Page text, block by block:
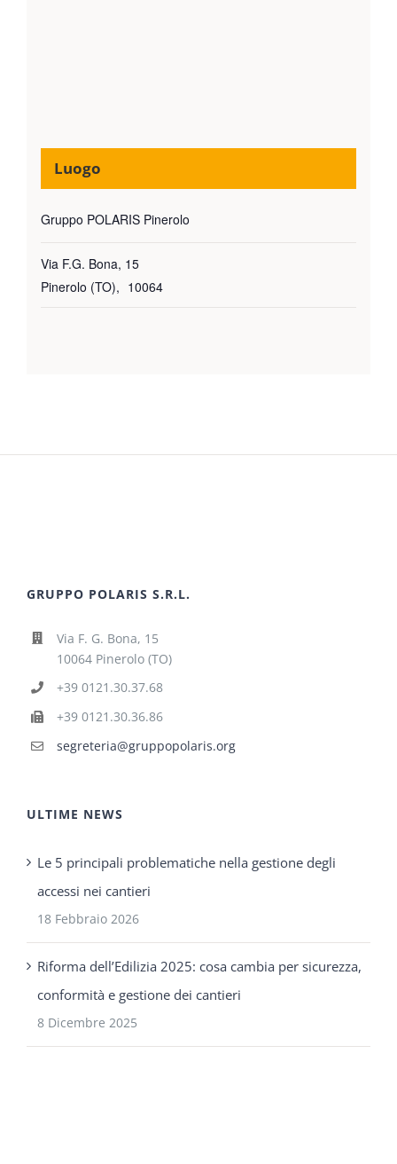
Luogo
Gruppo POLARIS Pinerolo
Via F.G. Bona, 15
Pinerolo (TO), 10064
GRUPPO POLARIS S.R.L.
Via F. G. Bona, 15
10064 Pinerolo (TO)
+39 0121.30.37.68
+39 0121.30.36.86
segreteria@gruppopolaris.org
ULTIME NEWS
Le 5 principali problematiche nella gestione degli
accessi nei cantieri
18 Febbraio 2026
Riforma dell’Edilizia 2025: cosa cambia per sicurezza,
conformità e gestione dei cantieri
8 Dicembre 2025